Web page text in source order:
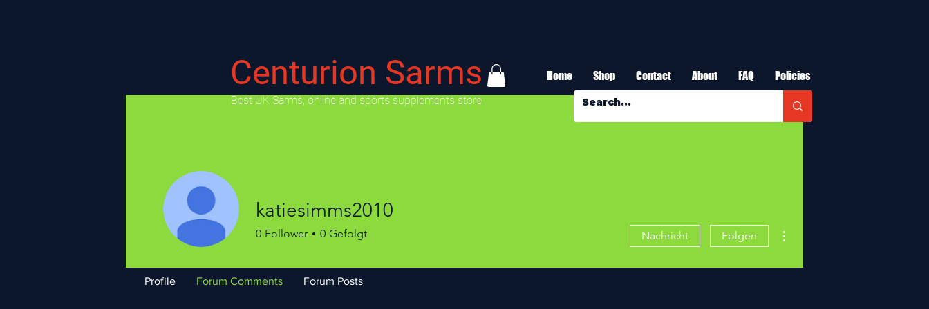
Home Shop Contact About FAQ Policies
Centurion Sarms
​Best UK Sarms, online and sports supplements store
katiesimms2010
0 Follower 0 Gefolgt Nachricht Folgen
Profile Forum Comments Forum Posts